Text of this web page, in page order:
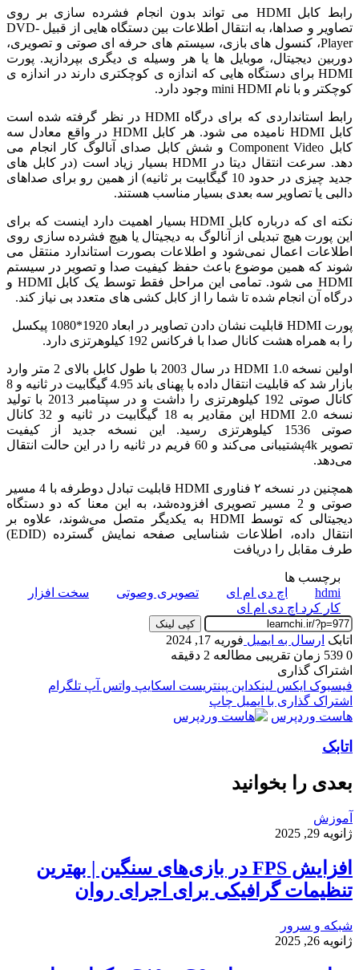
رابط کابل HDMI می تواند بدون انجام فشرده سازی بر روی
تصاویر و صداها، به انتقال اطلاعات بین دستگاه هایی از قبیل DVD-
Player، کنسول های بازی، سیستم های حرفه ای صوتی و تصویری،
دوربین دیجیتال، موبایل ها یا هر وسیله ی دیگری بپردازید. پورت
HDMI برای دستگاه هایی که اندازه ی کوچکتری دارند در اندازه ی
کوچکتر و با نام mini HDMI وجود دارد.
رابط استانداردی که برای درگاه HDMI در نظر گرفته شده است
کابل HDMI نامیده می شود. هر کابل HDMI در واقع معادل سه
کابل Component Video و شش کابل صدای آنالوگ کار انجام می
دهد. سرعت انتقال دیتا در HDMI بسیار زیاد است (در کابل های
جدید چیزی در حدود 10 گیگابیت بر ثانیه) از همین رو برای صداهای
دالبی یا تصاویر سه بعدی بسیار مناسب هستند.
نکته ای که درباره کابل HDMI بسیار اهمیت دارد اینست که برای
این پورت هیچ تبدیلی از آنالوگ به دیجیتال یا هیچ فشرده سازی روی
اطلاعات اعمال نمی‌شود و اطلاعات بصورت استاندارد منتقل می
شوند که همین موضوع باعث حفظ کیفیت صدا و تصویر در سیستم
HDMI می شود. تمامی این مراحل فقط توسط یک کابل HDMI و
درگاه آن انجام شده تا شما را از کابل کشی های متعدد بی نیاز کند.
پورت HDMI قابلیت نشان دادن تصاویر در ابعاد 1920*1080 پیکسل
را به همراه هشت کانال صدا با فرکانس 192 کیلوهرتزی دارد.
اولین نسخه HDMI 1.0 در سال 2003 با طول کابل بالای 2 متر وارد
بازار شد که قابلیت انتقال داده با پهنای باند 4.95 گیگابیت در ثانیه و 8
کانال صوتی 192 کیلوهرتزی را داشت و در سپتامبر 2013 با تولید
نسخه HDMI 2.0 این مقادیر به 18 گیگابیت در ثانیه و 32 کانال
صوتی 1536 کیلوهرتزی رسید. این نسخه جدید از کیفیت
تصویر 4kپشتیبانی می‌کند و 60 فریم در ثانیه را در این حالت انتقال
می‌دهد.
همچنین در نسخه ۲ فناوری HDMI قابلیت تبادل دوطرفه با 4 مسیر
صوتی و 2 مسیر تصویری افزوده‌شد، به این معنا که دو دستگاه
دیجیتالی که توسط HDMI به یکدیگر متصل می‌شوند، علاوه بر
انتقال داده، اطلاعات شناسایی صفحه نمایش گسترده (EDID)
طرف مقابل را دریافت
برچسب ها
hdmi
اچ دی ام ای تصویری وصوتی
سخت افزار
کار کرد اچ دی ام ای
کپی لینک
اتابک ارسال به ایمیل فوریه 17, 2024
0
زمان تقریبی مطالعه 2 دقیقه
اشتراک گذاری
فیسبوک ایکس لینکداین پینتریست اسکایپ واتس آپ تلگرام
اشتراک گذاری با ایمیل چاپ
هاست وردپرس
اتابک
بعدی را بخوانید
آموزش
ژانویه 29, 2025
افزایش FPS در بازی‌های سنگین | بهترین
تنظیمات گرافیکی برای اجرای روان
شبکه و سرور
ژانویه 26, 2025